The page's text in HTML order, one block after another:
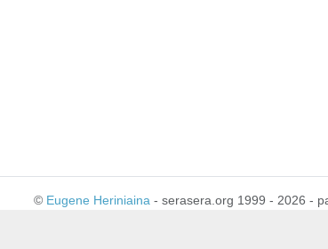
© Eugene Heriniaina - serasera.org 1999 - 2026 -